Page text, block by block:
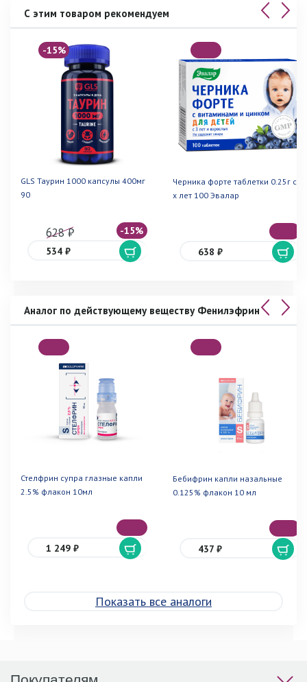
С этим товаром рекомендуем
-15%
GLS Таурин 1000 капсулы 400мг
90
-15%
628 ₽
534 ₽
Черника форте таблетки 0.25г с 3-
х лет 100 Эвалар
638 ₽
Аналог по действующему веществу Фенилэфрин
Стелфрин супра глазные капли
2.5% флакон 10мл
1 249 ₽
Бебифрин капли назальные
0.125% флакон 10 мл
437 ₽
Показать все аналоги